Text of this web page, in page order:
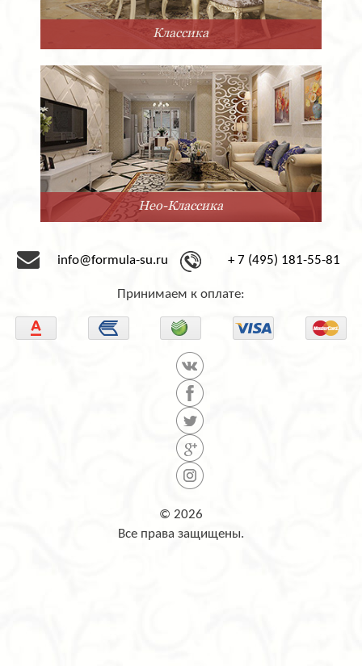
Классика
Нео-Классика
info@formula-su.ru + 7 (495) 181-55-81
Принимаем к оплате:
© 2026
Все права защищены.